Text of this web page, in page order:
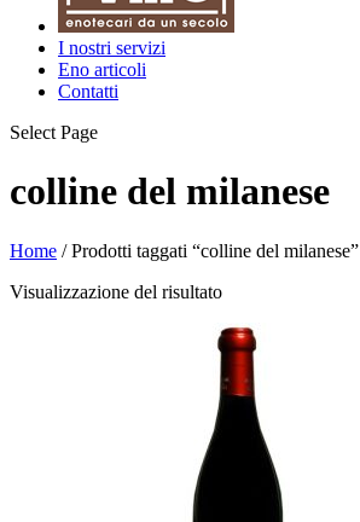
I nostri servizi
Eno articoli
Contatti
Select Page
colline del milanese
Home / Prodotti taggati “colline del milanese”
Visualizzazione del risultato